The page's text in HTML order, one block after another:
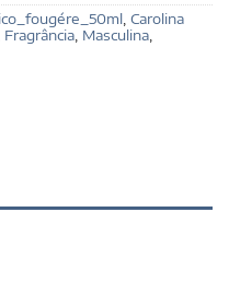
Carolina
Fragrância Masculina